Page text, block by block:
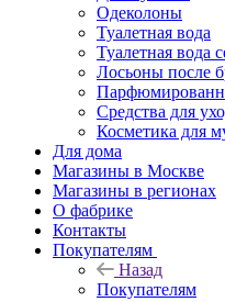
Одеколоны
Туалетная вода
Туалетная вода
Лосьоны после
Средства для
Косметика для
Для дома
Магазины в Москве
Магазины в регионах
О фабрике
Контакты
Покупателям
Назад
Покупателям